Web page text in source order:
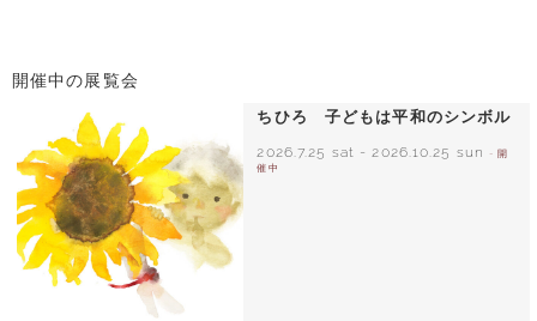
開催中の展覧会
ちひろ 子どもは平和のシンボル
2026.7.25 sat -2026.10.25 sun
- 開
催中